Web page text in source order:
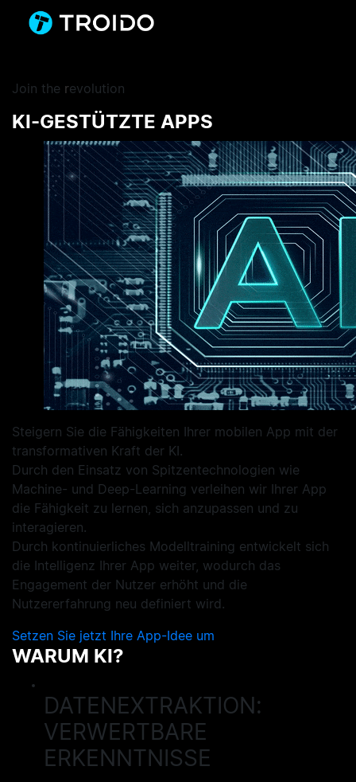
Join the revolution
KI-GESTÜTZTE APPS
Steigern Sie die Fähigkeiten Ihrer mobilen App mit der
transformativen Kraft der KI.
Durch den Einsatz von Spitzentechnologien wie
Machine- und Deep-Learning verleihen wir Ihrer App
die Fähigkeit zu lernen, sich anzupassen und zu
interagieren.
Durch kontinuierliches Modelltraining entwickelt sich
die Intelligenz Ihrer App weiter, wodurch das
Engagement der Nutzer erhöht und die
Nutzererfahrung neu definiert wird.
Setzen Sie jetzt Ihre App-Idee um
WARUM KI?
DATENEXTRAKTION:
VERWERTBARE
ERKENNTNISSE